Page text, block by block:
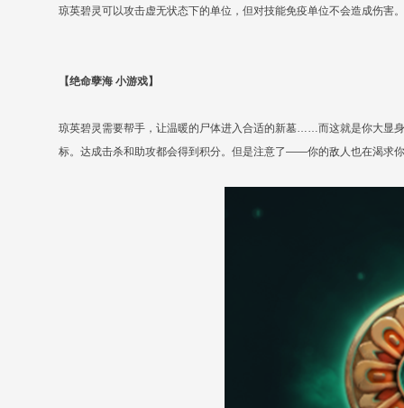
琼英碧灵可以攻击虚无状态下的单位，但对技能免疫单位不会造成伤害。
【绝命孽海 小游戏】
琼英碧灵需要帮手，让温暖的尸体进入合适的新墓……而这就是你大显
标。达成击杀和助攻都会得到积分。但是注意了——你的敌人也在渴求